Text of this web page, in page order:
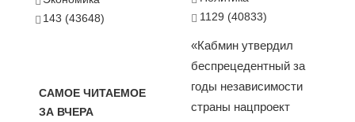
143 (43648)
САМОЕ ЧИТАЕМОЕ
ЗА ВЧЕРА
1129 (40833)
«Кабмин утвердил
беспрецедентный за
годы независимости
страны нацпроект